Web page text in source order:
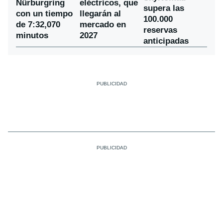
Nürburgring
con un tiempo
de 7:32,070
minutos
eléctricos, que
llegarán al
mercado en
2027
supera las
100.000
reservas
anticipadas